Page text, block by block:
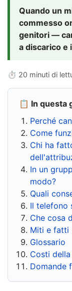
Quando un
commesso
genitori —
a discarico e
⏱ 20 minuti di
📋 In questa
Perché
Come
Chi ha
In un
modo?
Quali
Il telefono
Che cosa
Miti e fatti
Glossario
Costi
Domande